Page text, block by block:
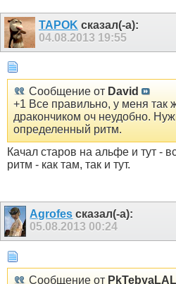
TAPOK сказал(-а):
04.08.2013 19:55
Сообщение от David
+1 Все правильно, у меня так
дракончиком оч неудобно.
определенный ритм.
Качал старов на альфе и тут -
ритм - как там, так и тут.
Agrofes сказал(-а):
05.08.2013 00:24
Сообщение от